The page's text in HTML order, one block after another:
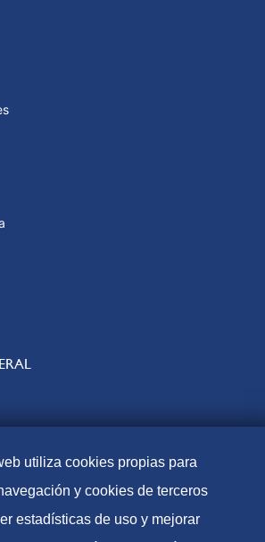
utiliza cookies propias para
y cookies de terceros
estadísticas de uso y mejorar